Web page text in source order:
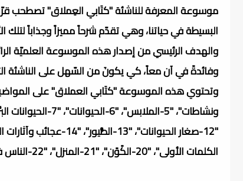
موسوعة المعرفة للناشئة "كتَابي العِملاق" تصطحب
البسيطة في حياتنا، وهي تقدّم شرحاً مميزاً وجذاباً لتلك
والهدف الرئيسي من إصدار هذه الموسوعة العلميّة
وفائدةً في آن معاً، كي يكونَ من السّهل على الناشئة
الكلمات الأولى"، "20-الكًوًن"، "21-المنزل"، "22-الناس في العمَل"، "23-النباتات"، "24-وسائل النقل"، "25-أجزاء جسم الإنسان".